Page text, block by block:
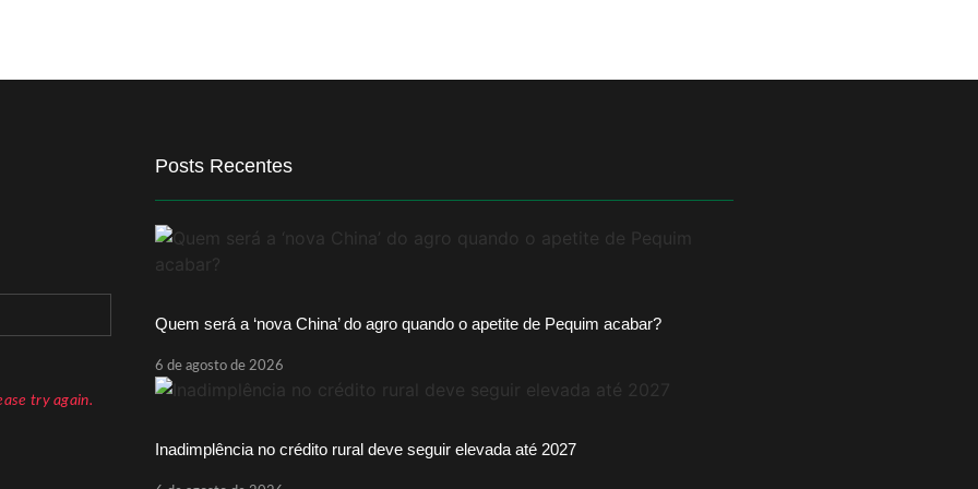
try again.
Posts Recentes
Quem será a ‘nova China’ do agro quando o apetite de Pequim acabar?
6 de agosto de 2026
Inadimplência no crédito rural deve seguir elevada até 2027